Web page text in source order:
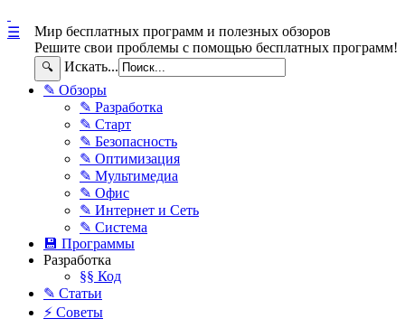
Мир бесплатных программ и полезных обзоров
Решите свои проблемы с помощью бесплатных программ!
🔍 Искать...
☰
✎ Обзоры
✎ Разработка
✎ Старт
✎ Безопасность
✎ Оптимизация
✎ Мультимедиа
✎ Офис
✎ Интернет и Сеть
✎ Система
💾 Программы
Разработка
§§ Код
✎ Статьи
⚡ Советы